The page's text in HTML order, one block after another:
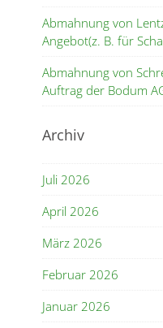
Abmahnung von
Angebot(z. B. für
Abmahnung von
Auftrag der Bodum
Archiv
Juli 2026
April 2026
März 2026
Februar 2026
Januar 2026